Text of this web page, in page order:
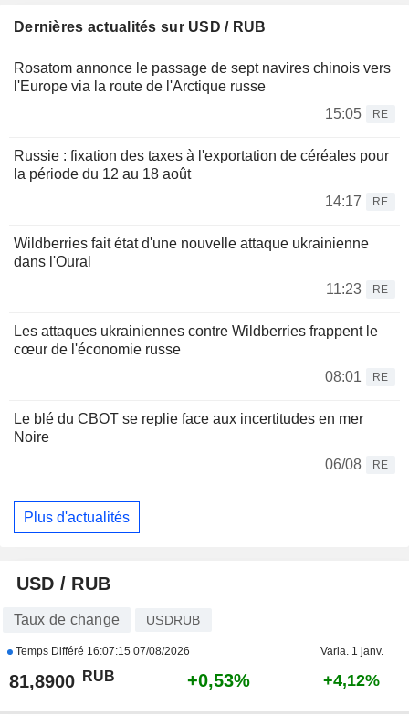
Dernières actualités sur USD / RUB
Rosatom annonce le passage de sept navires chinois vers
l'Europe via la route de l'Arctique russe
15:05
RE
Russie : fixation des taxes à l'exportation de céréales pour
la période du 12 au 18 août
14:17
RE
Wildberries fait état d'une nouvelle attaque ukrainienne
dans l'Oural
11:23
RE
Les attaques ukrainiennes contre Wildberries frappent le
cœur de l'économie russe
08:01
RE
Le blé du CBOT se replie face aux incertitudes en mer
Noire
06/08
RE
Plus d'actualités
USD / RUB
Taux de change USDRUB
Temps Différé 16:07:15 07/08/2026 Varia. 1 janv.
81,8900 RUB +0,53% +4,12%